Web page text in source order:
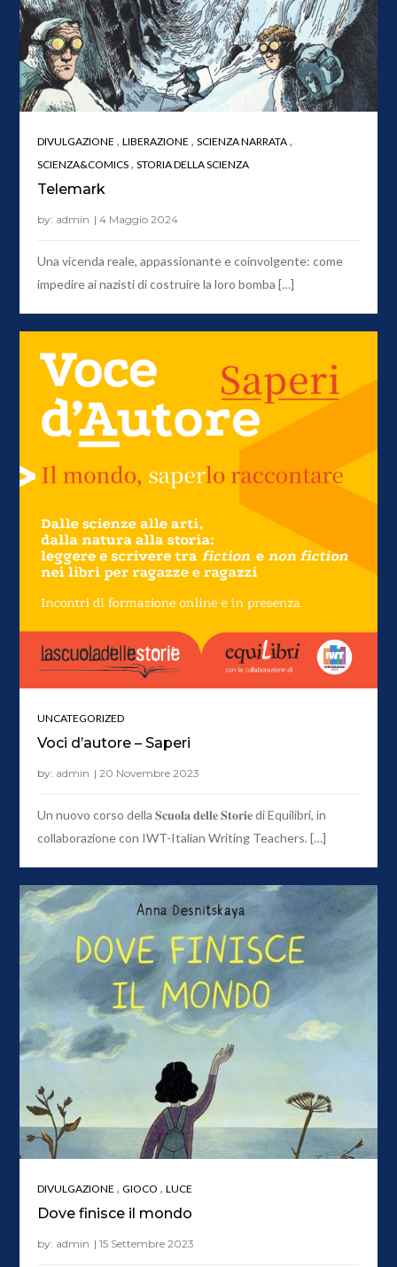
DIVULGAZIONE ,LIBERAZIONE ,SCIENZA NARRATA ,
SCIENZA&COMICS ,STORIA DELLA SCIENZA
Telemark
by: admin
Una vicenda reale, appassionante e coinvolgente: come
impedire ai nazisti di costruire la loro bomba […]
UNCATEGORIZED
Voci d’autore – Saperi
by: admin
Un nuovo corso della 𝐒𝐜𝐮𝐨𝐥𝐚 𝐝𝐞𝐥𝐥𝐞 𝐒𝐭𝐨𝐫𝐢𝐞 di Equilibri, in
collaborazione con IWT-Italian Writing Teachers. […]
DIVULGAZIONE ,GIOCO ,LUCE
Dove finisce il mondo
by: admin